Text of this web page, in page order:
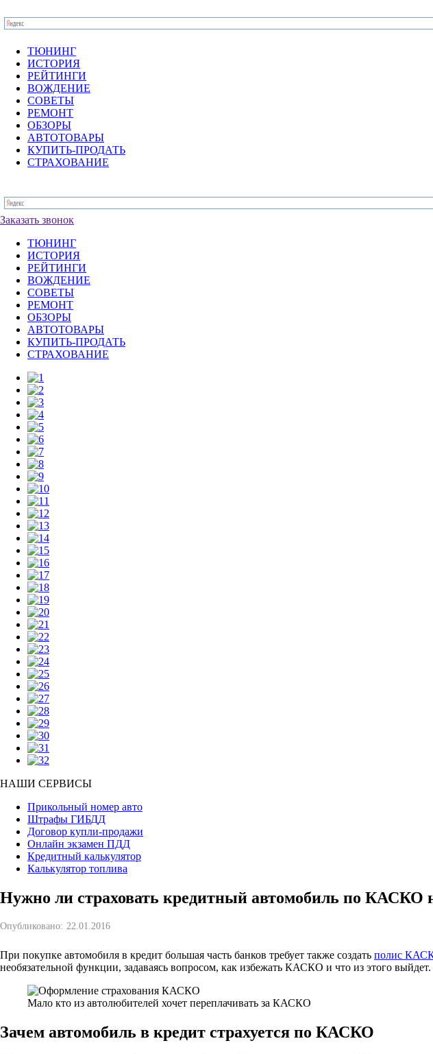
ТЮНИНГ
ИСТОРИЯ
РЕЙТИНГИ
ВОЖДЕНИЕ
СОВЕТЫ
РЕМОНТ
ОБЗОРЫ
АВТОТОВАРЫ
КУПИТЬ-ПРОДАТЬ
СТРАХОВАНИЕ
Заказать звонок
ТЮНИНГ
ИСТОРИЯ
РЕЙТИНГИ
ВОЖДЕНИЕ
СОВЕТЫ
РЕМОНТ
ОБЗОРЫ
АВТОТОВАРЫ
КУПИТЬ-ПРОДАТЬ
СТРАХОВАНИЕ
НАШИ СЕРВИСЫ
Прикольный номер авто
Штрафы ГИБДД
Договор купли-продажи
Онлайн экзамен ПДД
Кредитный калькулятор
Калькулятор топлива
Нужно ли страховать кредитный автомобиль по КАСКО
Опубликовано: 22.01.2016
При покупке автомобиля в кредит большая часть банков требует также создать полис
необязательной функции, задаваясь вопросом, как избежать КАСКО и что из этого выйдет.
Мало кто из автолюбителей хочет переплачивать за КАСКО
Зачем автомобиль в кредит страхуется по КАСКО